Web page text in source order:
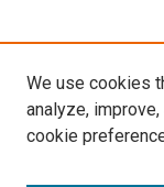
We use cookies
analyze,
cookie